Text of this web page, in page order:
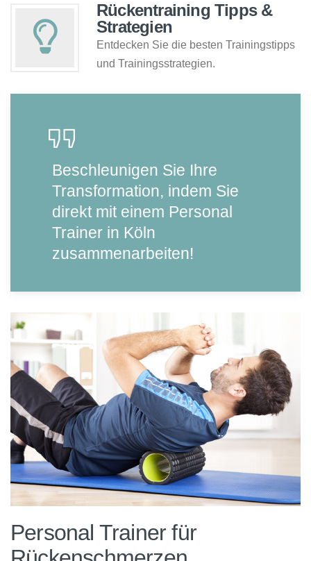
Rückentraining Tipps &
Strategien
Entdecken Sie die besten Trainingstipps
und Trainingsstrategien.
Beschleunigen Sie Ihre
Transformation, indem Sie
direkt mit einem Personal
Trainer in Köln
zusammenarbeiten!
Personal Trainer für